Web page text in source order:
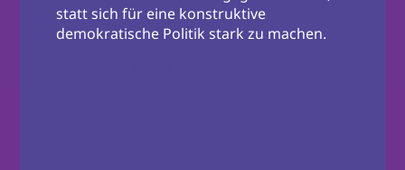
statt sich für eine konstruktive
demokratische Politik stark zu machen.